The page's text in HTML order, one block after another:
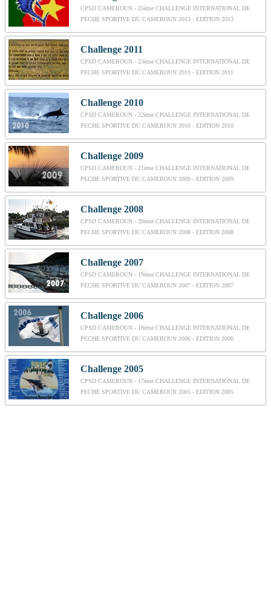
CPSD CAMEROUN - 25ème CHALLENGE INTERNATIONAL DE
PECHE SPORTIVE DU CAMEROUN 2013 - EDITION 2013
Challenge 2011
CPSD CAMEROUN - 23ème CHALLENGE INTERNATIONAL DE
PECHE SPORTIVE DU CAMEROUN 2011 - EDITION 2011
Challenge 2010
CPSD CAMEROUN - 22ème CHALLENGE INTERNATIONAL DE
PECHE SPORTIVE DU CAMEROUN 2010 - EDITION 2010
Challenge 2009
CPSD CAMEROUN - 21ème CHALLENGE INTERNATIONAL DE
PECHE SPORTIVE DU CAMEROUN 2009 - EDITION 2009
Challenge 2008
CPSD CAMEROUN - 20ème CHALLENGE INTERNATIONAL DE
PECHE SPORTIVE DU CAMEROUN 2008 - EDITION 2008
Challenge 2007
CPSD CAMEROUN - 19ème CHALLENGE INTERNATIONAL DE
PECHE SPORTIVE DU CAMEROUN 2007 - EDITION 2007
Challenge 2006
CPSD CAMEROUN - 18ème CHALLENGE INTERNATIONAL DE
PECHE SPORTIVE DU CAMEROUN 2006 - EDITION 2006
Challenge 2005
CPSD CAMEROUN - 17ème CHALLENGE INTERNATIONAL DE
PECHE SPORTIVE DU CAMEROUN 2005 - EDITION 2005